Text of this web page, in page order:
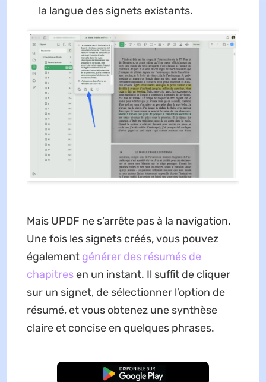
la langue des signets existants.
Mais UPDF ne s’arrête pas à la navigation.
Une fois les signets créés, vous pouvez
également générer des résumés de
chapitresen un instant. Il suffit de cliquer
sur un signet, de sélectionner l’option de
résumé, et vous obtenez une synthèse
claire et concise en quelques phrases.
TÉLÉCHARGER